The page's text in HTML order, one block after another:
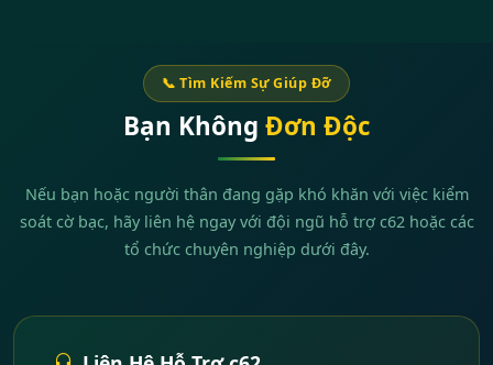
📞 Tìm Kiếm Sự Giúp Đỡ
Bạn Không Đơn Độc
Nếu bạn hoặc người thân đang gặp khó khăn với việc kiểm
soát cờ bạc, hãy liên hệ ngay với đội ngũ hỗ trợ c62 hoặc các
tổ chức chuyên nghiệp dưới đây.